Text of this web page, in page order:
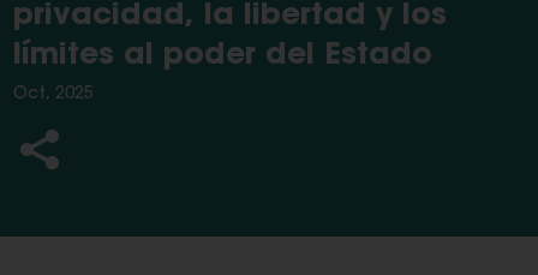
privacidad, la libertad y los
límites al poder del Estado
Oct, 2025